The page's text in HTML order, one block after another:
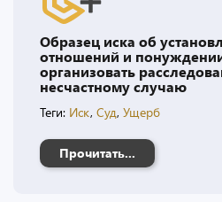
Образец иска об
отношений и
организовать
несчастному случаю
Теги: Иск, Суд, Ущерб
Прочитать...